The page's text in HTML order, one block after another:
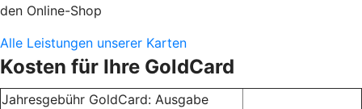
den Online-Shop
Alle Leistungen unserer Karten
Kosten für Ihre GoldCard
Jahresgebühr GoldCard: Ausgabe